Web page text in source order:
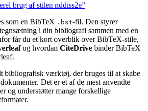
brug af stilen nddiss2e”
som en BibTeX .bst-fil. Den styrer
i din bibliografi sammen med en
får du et kort overblik over BibTeX-stile,
og hvordan CiteDrive binder BibTeX
bibliografisk værktøj, der bruges til at skabe
Det er et af de mest anvendte
og understøtter mange forskellige